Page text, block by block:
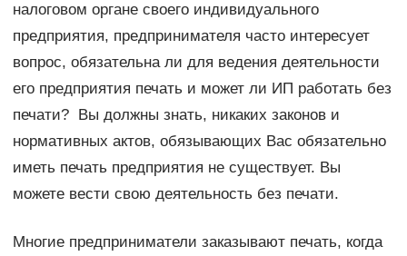
налоговом органе своего индивидуального
предприятия, предпринимателя часто интересует
вопрос, обязательна ли для ведения деятельности
его предприятия печать и может ли ИП работать без
печати? Вы должны знать, никаких законов и
нормативных актов, обязывающих Вас обязательно
иметь печать предприятия не существует. Вы
можете вести свою деятельность без печати.
Многие предприниматели заказывают печать, когда